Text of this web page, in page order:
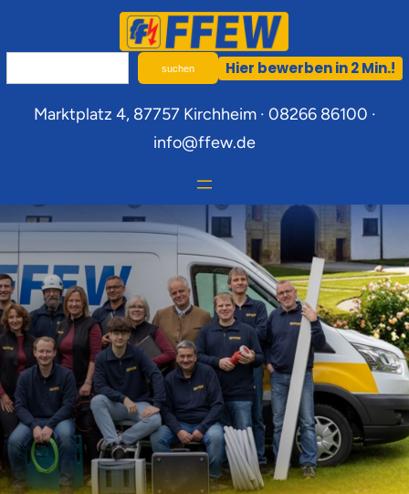
suchen Hier bewerben in 2 Min.!
Marktplatz 4, 87757 Kirchheim · 08266 86100 ·
info@ffew.de